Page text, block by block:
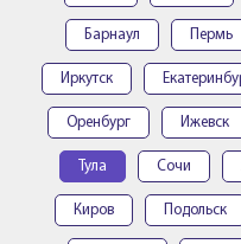
Барнаул Пермь
Иркутск
Оренбург Ижевск
Тула Сочи
Киров Подольск